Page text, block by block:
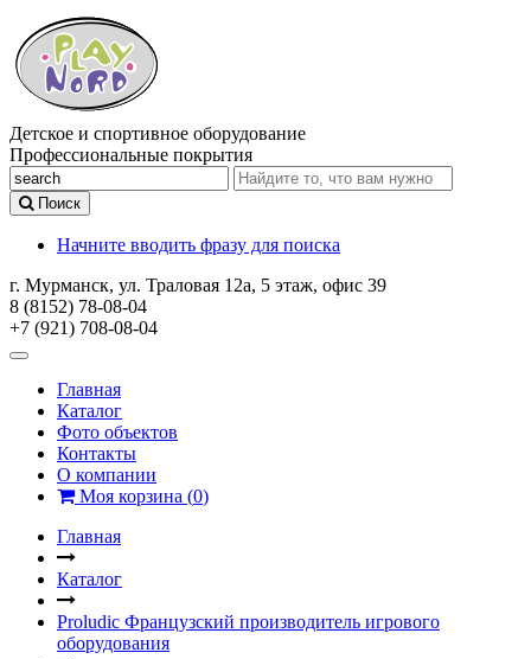
Детское и спортивное оборудование
Профессиональные покрытия
Поиск
Начните вводить фразу для поиска
г. Мурманск, ул. Траловая 12а, 5 этаж, офис 39
8 (8152) 78-08-04
+7 (921) 708-08-04
Главная
Каталог
Фото объектов
Контакты
О компании
Моя корзина (0)
Главная
Каталог
Proludic Французский производитель игрового
оборудования